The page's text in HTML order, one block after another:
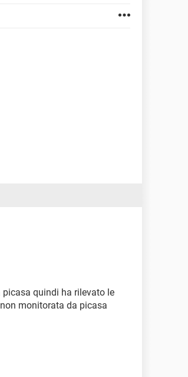
quindi ha rilevato le
monitorata da picasa